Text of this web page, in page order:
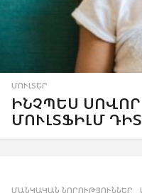
ՄՈՒԼՏԵՐ
ԻՆՉՊԵՍ
ՄՈՒԼՏՖԻԼՄ
ՄԱՆԿԱԿԱՆ ՆՈՐՈՒԹՅՈՒՆՆԵՐ ,